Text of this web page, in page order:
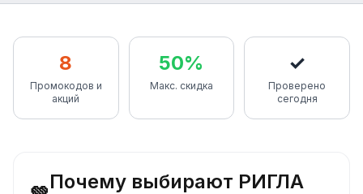
8
Промокодов и
акций
50%
Макс. скидка
✓
Проверено
сегодня
Почему выбирают РИГЛА